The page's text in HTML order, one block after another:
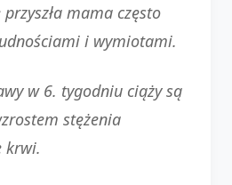
mama często
i wymiotami.
w 6. tygodniu ciąży są
stężenia
krwi.